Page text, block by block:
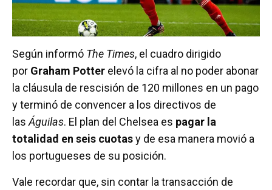
Según informó The Times, el cuadro dirigido
por Graham Potter elevó la cifra al no poder abonar
la cláusula de rescisión de 120 millones en un pago
y terminó de convencer a los directivos de
las Águilas. El plan del Chelsea es pagar la
totalidad en seis cuotasy de esa manera movió a
los portugueses de su posición.
Vale recordar que, sin contar la transacción de